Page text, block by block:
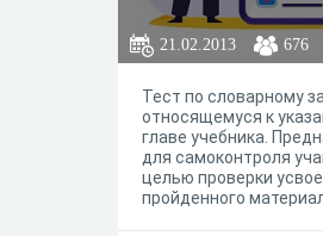
21.02.2013 676
Тест по словарному
относящемуся к
главе учебника.
для самоконтроля
целью проверки
пройденного